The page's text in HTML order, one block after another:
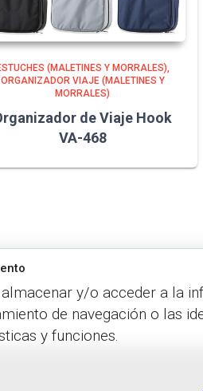
y/o acceder a la
de navegación o las
y funciones.
(MALETINES Y MORRALES)
ORGANIZADOR VIAJE (MALETINES Y
MORRALES)
de Viaje Hook
VA-468